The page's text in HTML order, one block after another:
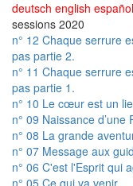
deutsch english español
sessions 2020
n° 12 Chaque serrure
pas partie 2.
n° 11 Chaque serrure
pas partie 1.
n° 10 Le cœur est un
n° 09 Naissance
n° 08 La grande
n° 07 Message aux
n° 06 C'est l'Esprit qui
n° 05 Ce qui va venir.